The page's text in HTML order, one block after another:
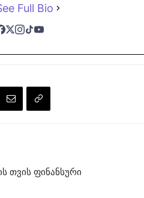
Full Bio
თვის ფინანსური